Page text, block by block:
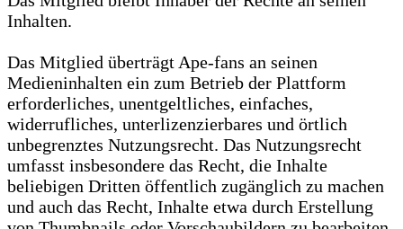
Inhalten.
Das Mitglied überträgt Ape-fans an seinen
Medieninhalten ein zum Betrieb der Plattform
erforderliches, unentgeltliches, einfaches,
widerrufliches, unterlizenzierbares und örtlich
unbegrenztes Nutzungsrecht. Das Nutzungsrecht
umfasst insbesondere das Recht, die Inhalte
beliebigen Dritten öffentlich zugänglich zu machen
und auch das Recht, Inhalte etwa durch Erstellung